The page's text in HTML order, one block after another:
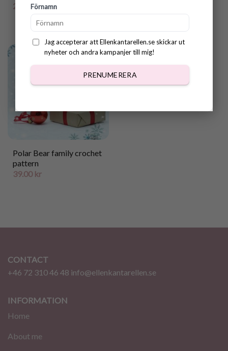
Förnamn
Jag accepterar att Ellenkantarellen.se skickar ut
nyheter och andra kampanjer till mig!
PRENUMERERA
20.00kr
Polar Bear family crochet
pattern
39.00 kr
CONTACT
+46 72 310 46 48 info@ellenkantarellen.se
INFORMATION
Home
About me